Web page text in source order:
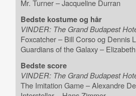
Mr. Turner – Jacqueline Durran
Bedste kostume og hår
VINDER: The Grand Budapest
Foxcatcher – Bill Corso og Dennis
Guardians of the Galaxy –
Bedste score
VINDER: The Grand Budapest
The Imitation Game – Alexandre